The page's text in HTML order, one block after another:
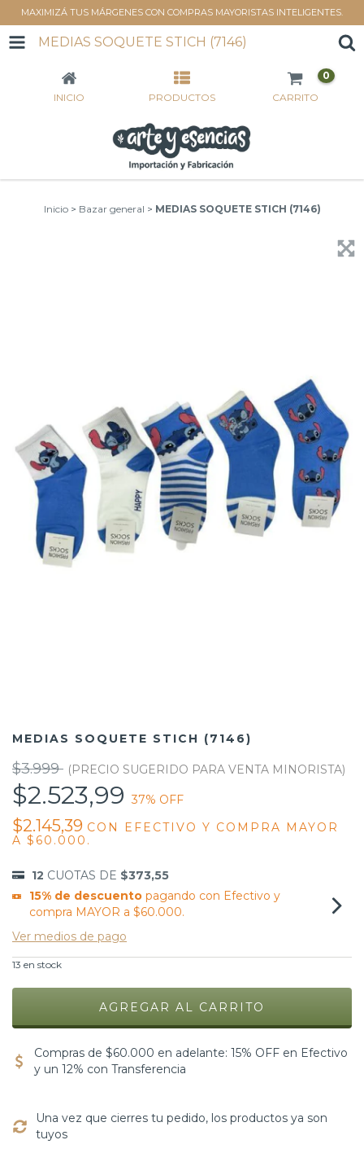
MAXIMIZÁ TUS MÁRGENES CON COMPRAS MAYORISTAS INTELIGENTES.
MEDIAS SOQUETE STICH (7146)
INICIO PRODUCTOS CARRITO
0
Inicio > Bazar general > MEDIAS SOQUETE STICH (7146)
MEDIAS SOQUETE STICH (7146)
$3.999
$2.523,9937% OFF
$2.145,39 CON
EFECTIVO Y COMPRA MAYOR
A $60.000.
12 CUOTAS DE $373,55
15% de descuentopagando con Efectivo y
compra MAYOR a $60.000.
Ver medios de pago
13 en stock
Compras de $60.000 en adelante: 15% OFF en Efectivo
y un 12% con Transferencia
Una vez que cierres tu pedido, los productos ya son
tuyos